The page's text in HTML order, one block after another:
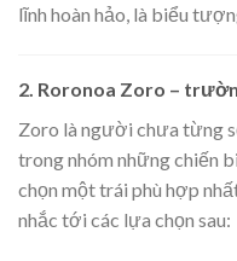
lĩnh hoàn hảo, là biểu
2. Roronoa Zoro –
Zoro là người chưa từng
trong nhóm những chiến
chọn một trái phù hợp
nhắc tới các lựa chọn sau: